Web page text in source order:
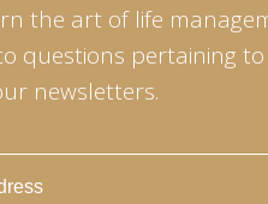
the art of life
questions pertaining
newsletters.